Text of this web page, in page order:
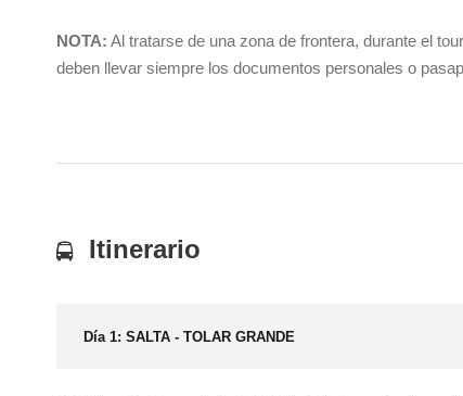
NOTA: Al tratarse de una zona de frontera, durante el
deben llevar siempre los documentos personales o
Itinerario
Día 1: SALTA - TOLAR GRANDE